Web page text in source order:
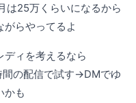
は25万くらいになるから
らやってるよ
ィを考えるなら
の配信で試す→DMでゆ
かも